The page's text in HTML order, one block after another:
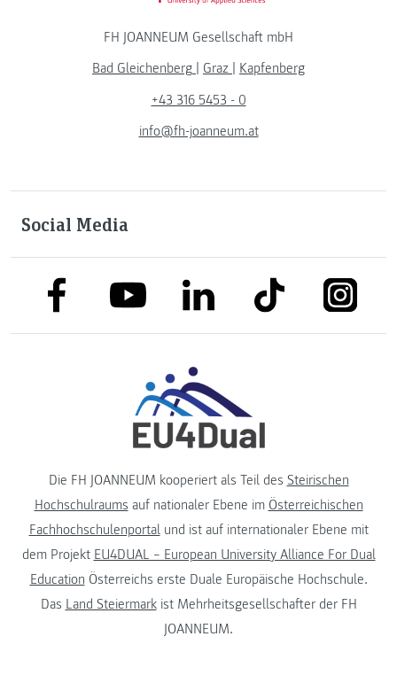
FH JOANNEUM Gesellschaft mbH
Bad Gleichenberg
Graz
Kapfenberg
+43 316 5453 - 0
info@fh-joanneum.at
Social Media
link to facebooklink to youtubelink to linkedinlink to tiktok
Die FH JOANNEUM kooperiert als Teil des Steirischen
Hochschulraums auf nationaler Ebene im Österreichischen
Fachhochschulenportalund ist auf internationaler Ebene mit
dem Projekt EU4DUAL – European University Alliance For Dual
Education Österreichs erste Duale Europäische Hochschule.
Das Land Steiermarkist Mehrheitsgesellschafter der FH
JOANNEUM.